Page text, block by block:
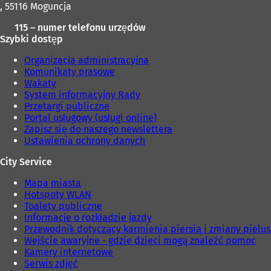
, 55116 Moguncja
115 – numer telefonu urzędów
Szybki dostęp
Organizacja administracyjna
Komunikaty prasowe
Wakaty
System informacyjny Rady
Przetargi publiczne
Portal usługowy (usługi online)
Zapisz się do naszego newslettera
Ustawienia ochrony danych
City Service
Mapa miasta
Hotspoty WLAN
Toalety publiczne
Informacje o rozkładzie jazdy
Przewodnik dotyczący karmienia piersią i zmiany
Wejście awaryjne - gdzie dzieci mogą znaleźć pomoc
Kamery internetowe
Serwis zdjęć